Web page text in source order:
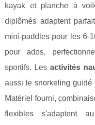
kayak et planche à
diplômés adaptent
mini-paddles pour les 6-
pour ados,
sportifs. Lesactivités
aussi le snorkeling guidé
Matériel fourni,
flexibles s'adaptent